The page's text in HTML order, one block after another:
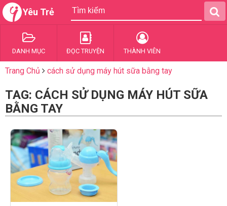
Yêu Trẻ
DANH MỤC ĐỌC TRUYỆN THÀNH VIÊN
Trang Chủ cách sử dụng máy hút sữa bằng tay
TAG: CÁCH SỬ DỤNG MÁY HÚT SỮA
BẰNG TAY